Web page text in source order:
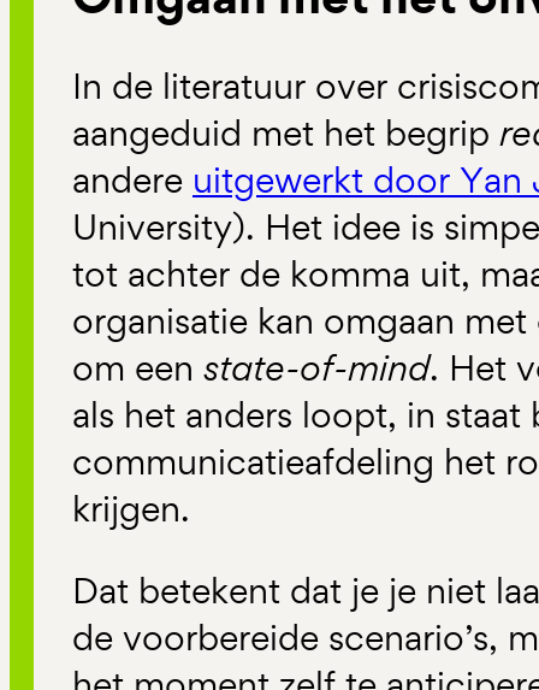
In de literatuur over
aangeduid met het begrip
andere uitgewerkt door Yan
University). Het idee is
tot achter de komma uit,
organisatie kan omgaan
om een state-of-mind. Het
als het anders loopt, in staat
communicatieafdeling het
krijgen.
Dat betekent dat je je niet
de voorbereide scenario’s,